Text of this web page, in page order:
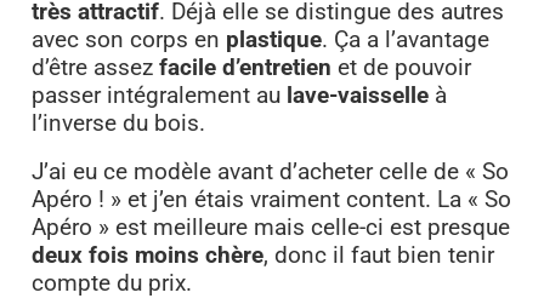
très attractif. Déjà elle se distingue des autres
avec son corps en plastique. Ça a l’avantage
d’être assez facile d’entretien et de pouvoir
passer intégralement au lave-vaisselle à
l’inverse du bois.
J’ai eu ce modèle avant d’acheter celle de « So
Apéro ! » et j’en étais vraiment content. La « So
Apéro » est meilleure mais celle-ci est presque
deux fois moins chère, donc il faut bien tenir
compte du prix.